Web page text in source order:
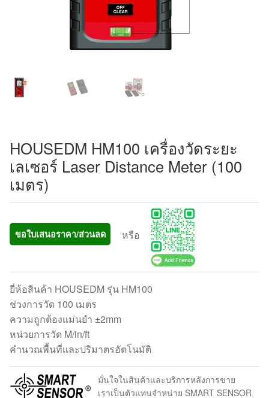
HOUSEDM HM100 เครื่องวัดระยะ
เลเซอร์ Laser Distance Meter (100
เมตร)
ขอใบเสนอราคา/ส่วนลด หรือ
ยี่ห้อสินค้า HOUSEDM รุ่น HM100
ช่วงการวัด 100 เมตร
ความถูกต้องแม่นยำ ±2mm
หน่วยการวัด M/in/ft
คำนวณพื้นที่และปริมาตรอัตโนมัติ
มั่นใจในสินค้าและบริการหลังการขาย
เราเป็นตัวแทนจำหน่าย SMART SENSOR